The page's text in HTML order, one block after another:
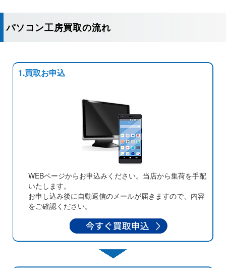
パソコン工房買取の流れ
1.買取お申込
WEBページからお申込みください。当店から集荷を手配
いたします。
お申し込み後に自動返信のメールが届きますので、内容
をご確認ください。